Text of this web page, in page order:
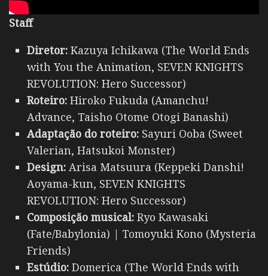
Staff
Diretor: Kazuya Ichikawa (The World Ends
with You the Animation, SEVEN KNIGHTS
REVOLUTION: Hero Successor)
Roteiro: Hiroko Fukuda (Amanchu!
Advance, Taisho Otome Otogi Banashi)
Adaptação do roteiro: Sayuri Ooba (Sweet
Valerian, Hatsukoi Monster)
Design: Arisa Matsuura (Keppeki Danshi!
Aoyama-kun, SEVEN KNIGHTS
REVOLUTION: Hero Successor)
Composição musical: Ryo Kawasaki
(Fate/Babylonia) | Tomoyuki Kono (Mysteria
Friends)
Estúdio: Domerica (The World Ends with